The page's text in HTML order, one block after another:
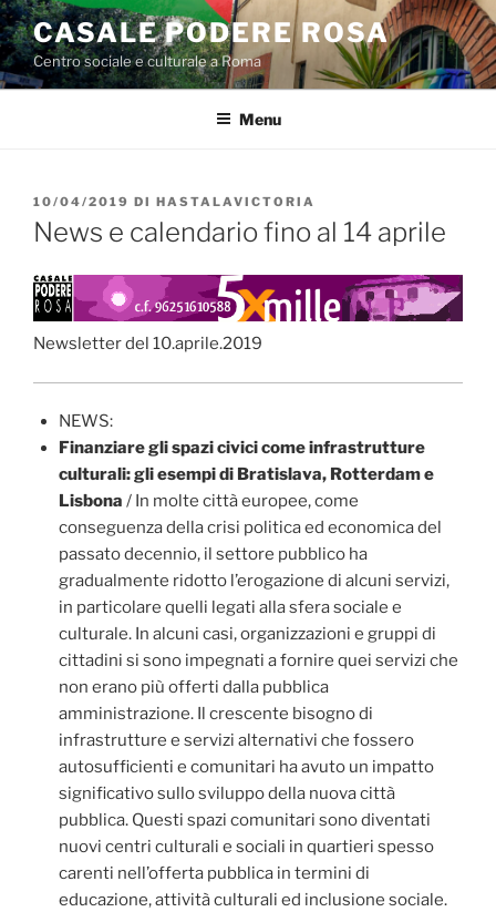
Salta
al
contenuto
CASALE PODERE ROSA
Centro sociale e culturale a Roma
Menu
PUBBLICATO
IL
10/04/2019 DI HASTALAVICTORIA
News e calendario fino al 14 aprile
Newsletter del 10.aprile.2019
NEWS:
Finanziare gli spazi civici come infrastrutture
culturali: gli esempi di Bratislava, Rotterdam e
Lisbona / In molte città europee, come
conseguenza della crisi politica ed economica del
passato decennio, il settore pubblico ha
gradualmente ridotto l’erogazione di alcuni servizi,
in particolare quelli legati alla sfera sociale e
culturale. In alcuni casi, organizzazioni e gruppi di
cittadini si sono impegnati a fornire quei servizi che
non erano più offerti dalla pubblica
amministrazione. Il crescente bisogno di
infrastrutture e servizi alternativi che fossero
autosufficienti e comunitari ha avuto un impatto
significativo sullo sviluppo della nuova città
pubblica. Questi spazi comunitari sono diventati
nuovi centri culturali e sociali in quartieri spesso
carenti nell’offerta pubblica in termini di
educazione, attività culturali ed inclusione sociale.